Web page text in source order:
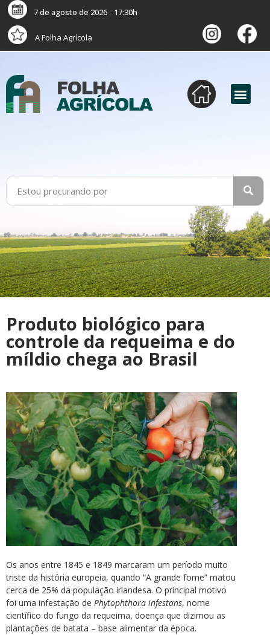
7 de agosto de 2026 - 17:30h
A Folha Agrícola
Produto biológico para
controle da requeima e do
míldio chega ao Brasil
Os anos entre 1845 e 1849 marcaram um período muito
triste da história europeia, quando “A grande fome” matou
cerca de 25% da população irlandesa. O principal motivo
foi uma infestação de Phytophthora infestans, nome
científico do fungo da requeima, doença que dizimou as
plantações de batata – base alimentar da época.